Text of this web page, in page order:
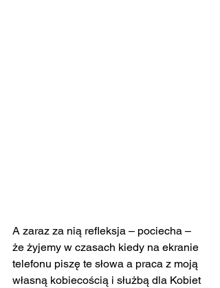
A zaraz za nią refleksja – pociecha –
że żyjemy w czasach kiedy na ekranie
telefonu piszę te słowa a praca z moją
własną kobiecością i służbą dla Kobiet